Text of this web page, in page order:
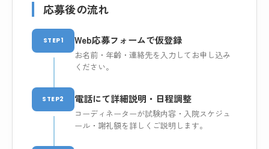
応募後の流れ
STEP1 Web応募フォームで仮登録
お名前・年齢・連絡先を入力してお申し込み
ください。
STEP2 電話にて詳細説明・日程調整
コーディネーターが試験内容・入院スケジュ
ール・謝礼額を詳しくご説明します。